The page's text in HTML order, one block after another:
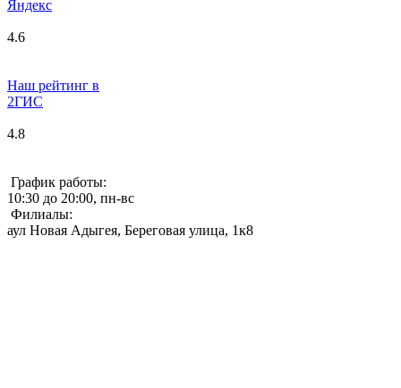
Яндекс
4.6
Наш рейтинг в
2ГИС
4.8
График работы:
10:30 до 20:00, пн-вс
Филиалы:
аул Новая Адыгея, Береговая улица, 1к8